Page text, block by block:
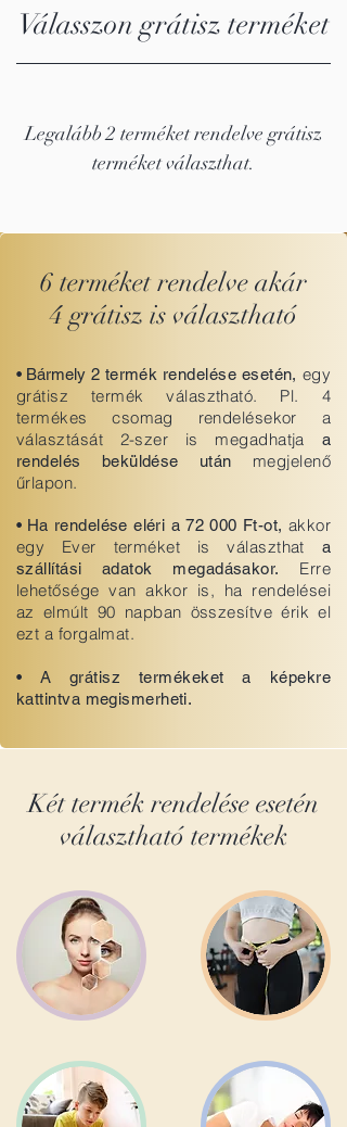
Válasszon grátisz terméket
Legalább 2 terméket rendelve grátisz
terméket választhat.
6 terméket rendelve akár
4 grátisz is választható
• Bármely 2 termék rendelése esetén, egy
grátisz termék választható. Pl. 4
termékes csomag rendelésekor a
választását 2-szer is megadhatja a
rendelés beküldése után megjelenő
űrlapon.
• Ha rendelése eléri a 72 000 Ft-ot, akkor
egy Ever terméket is választhat a
szállítási adatok megadásakor.
Erre
lehetősége van akkor is, ha rendelései
az elmúlt 90 napban összesítve érik el
ezt a forgalmat.
• A grátisz termékeket a képekre
kattintva megismerheti.
Két termék rendelése esetén
választható termékek